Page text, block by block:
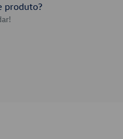
produto?